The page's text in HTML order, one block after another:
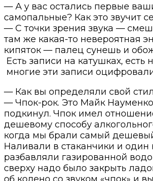
— А у вас остались первые
самопальные? Как это звучит
— С точки зрения звука —
там же какая-то невероятная
кипяток — палец сунешь и
Есть записи на катушках, есть
многие эти записи
— Как вы определяли свой
— Чпок-рок. Это Майк
подкинул. Чпок имел
дешевому способу
когда мы брали самый
Наливали в стаканчики и один
разбавляли газированной
сверху надо было закрыть